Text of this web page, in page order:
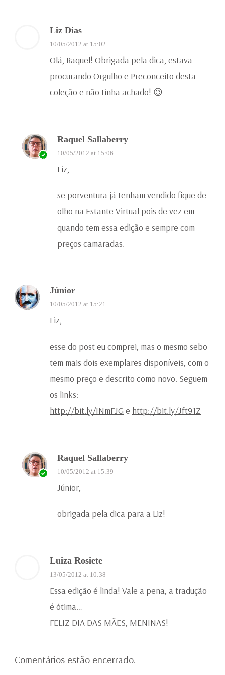
Liz Dias
10/05/2012 at 15:02
Olá, Raquel! Obrigada pela dica, estava
procurando Orgulho e Preconceito desta
coleção e não tinha achado! 😉
Raquel Sallaberry
10/05/2012 at 15:06
Liz,
se porventura já tenham vendido fique de
olho na Estante Virtual pois de vez em
quando tem essa edição e sempre com
preços camaradas.
Júnior
10/05/2012 at 15:21
Liz,
esse do post eu comprei, mas o mesmo sebo
tem mais dois exemplares disponíveis, com o
mesmo preço e descrito como novo. Seguem
os links:
http://bit.ly/INmFJG e http://bit.ly/Jft91Z
Raquel Sallaberry
10/05/2012 at 15:39
Júnior,
obrigada pela dica para a Liz!
Luiza Rosiete
13/05/2012 at 10:38
Essa edição é linda! Vale a pena, a tradução
é ótima…
FELIZ DIA DAS MÃES, MENINAS!
Comentários estão encerrado.